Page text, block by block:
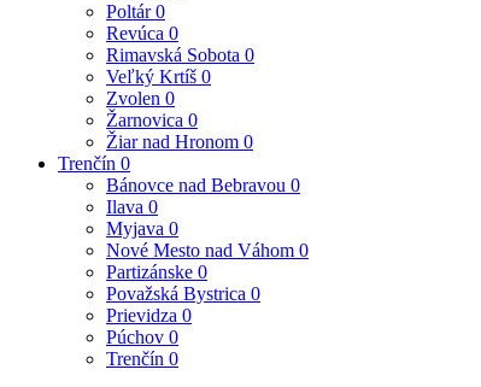
Poltár0
Revúca 0
Rimavská Sobota 0
Veľký Krtíš 0
Zvolen 0
Žarnovica 0
Žiar nad Hronom 0
Trenčín 0
Bánovce nad Bebravou 0
Ilava 0
Myjava 0
Nové Mesto nad Váhom 0
Partizánske 0
Považská Bystrica 0
Prievidza 0
Púchov 0
Trenčín 0